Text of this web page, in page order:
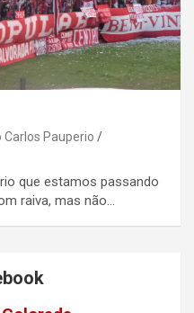
Pauperio
que estamos passando
raiva, mas não…